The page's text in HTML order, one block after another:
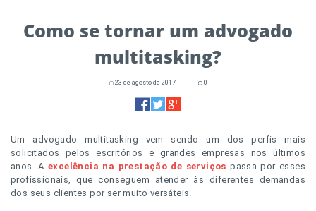
Como se tornar um advogado
multitasking?
23 de agosto de 2017 0
Um advogado multitasking vem sendo um dos perfis mais
solicitados pelos escritórios e grandes empresas nos últimos
anos. Aexcelência na prestação de serviços passa por esses
profissionais, que conseguem atender às diferentes demandas
dos seus clientes por ser muito versáteis.